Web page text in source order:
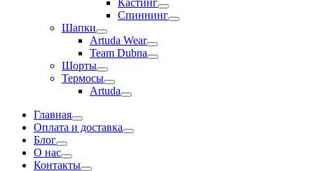
Кастинг
Спиннинг
Шапки
Artuda Wear
Team Dubna
Шорты
Термосы
Artuda
Главная
Оплата и доставка
Блог
О нас
Контакты